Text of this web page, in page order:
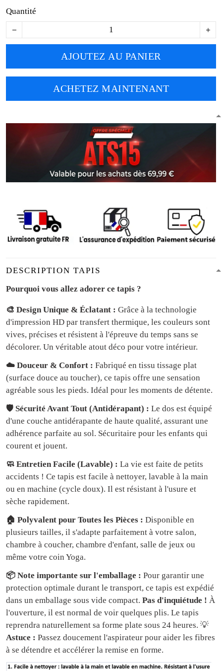
Quantité
AJOUTEZ AU PANIER
ACHETEZ MAINTENANT
DESCRIPTION TAPIS
Pourquoi vous allez adorer ce tapis ?
🎨 Design Unique & Éclatant : Grâce à la technologie
d'impression HD par transfert thermique, les couleurs sont
vives, précises et résistent à l'épreuve du temps sans se
décolorer. Un véritable atout déco pour votre intérieur.
☁️ Douceur & Confort : Fabriqué en tissu tissage plat
(surface douce au toucher), ce tapis offre une sensation
agréable sous les pieds. Idéal pour les moments de détente.
🛡️ Sécurité Avant Tout (Antidérapant) : Le dos est équipé
d'une couche antidérapante de haute qualité, assurant une
adhérence parfaite au sol. Sécuritaire pour les enfants qui
courent et jouent.
🧼 Entretien Facile (Lavable) : La vie est faite de petits
accidents ! Ce tapis est facile à nettoyer, lavable à la main
ou en machine (cycle doux). Il est résistant à l'usure et
sèche rapidement.
🏠 Polyvalent pour Toutes les Pièces : Disponible en
plusieurs tailles, il s'adapte parfaitement à votre salon,
chambre à coucher, chambre d'enfant, salle de jeux ou
même votre coin Yoga.
📦 Note importante sur l'emballage : Pour garantir une
protection optimale durant le transport, ce tapis est expédié
dans un emballage sous vide compact. Pas d'inquiétude ! À
l'ouverture, il est normal de voir quelques plis. Le tapis
reprendra naturellement sa forme plate sous 24 heures. 💡
Astuce : Passez doucement l'aspirateur pour aider les fibres
à se détendre et accélérer la remise en forme.